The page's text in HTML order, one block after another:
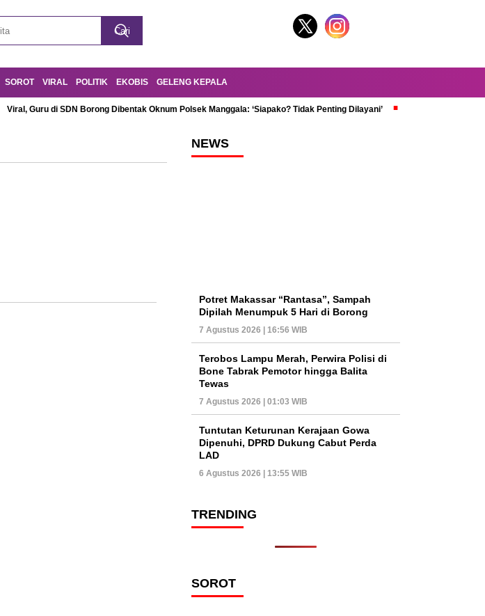
SOROT VIRAL POLITIK EKOBIS GELENG KEPALA
Viral, Guru di SDN Borong Dibentak Oknum Polsek Manggala: ‘Siapako? Tidak Penting Dilayani’
NEWS
Potret Makassar “Rantasa”, Sampah
Dipilah Menumpuk 5 Hari di Borong
7 Agustus 2026 | 16:56 WIB
Terobos Lampu Merah, Perwira Polisi di
Bone Tabrak Pemotor hingga Balita
Tewas
7 Agustus 2026 | 01:03 WIB
Tuntutan Keturunan Kerajaan Gowa
Dipenuhi, DPRD Dukung Cabut Perda
LAD
6 Agustus 2026 | 13:55 WIB
TRENDING
SOROT